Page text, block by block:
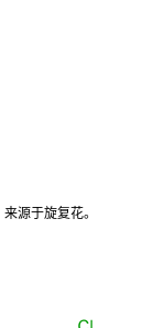
源于旋复花。